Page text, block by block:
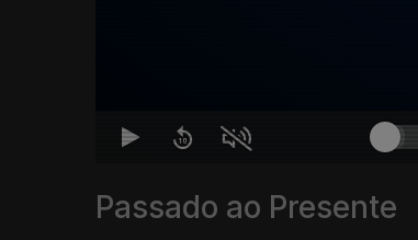
Passado ao Presente